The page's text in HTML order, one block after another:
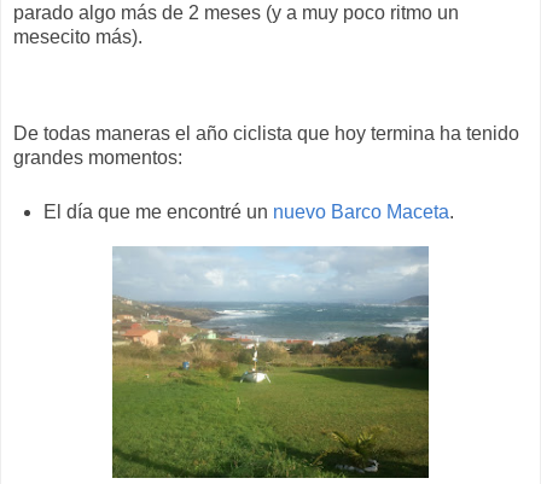
parado algo más de 2 meses (y a muy poco ritmo un
mesecito más).
De todas maneras el año ciclista que hoy termina ha tenido
grandes momentos:
El día que me encontré un nuevo Barco Maceta.